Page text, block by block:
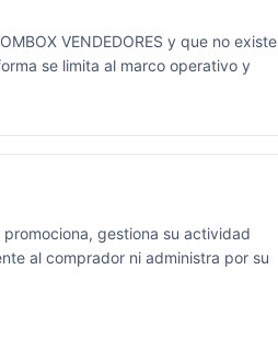
VENDEDORES y que no existe
se limita al marco operativo y
gestiona su actividad
al comprador ni administra por su